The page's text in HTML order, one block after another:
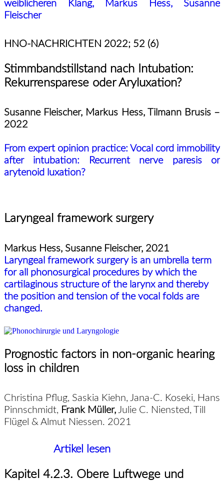
weiblicheren Klang, Markus Hess, Susanne
Fleischer
HNO-NACHRICHTEN 2022; 52 (6)
Stimmbandstillstand nach Intubation:
Rekurrensparese oder Aryluxation?
Susanne Fleischer, Markus Hess, Tilmann Brusis –
2022
From expert opinion practice: Vocal cord immobility
after intubation: Recurrent nerve paresis or
arytenoid luxation?
Laryngeal framework surgery
Markus Hess, Susanne Fleischer, 2021
Laryngeal framework surgery is an umbrella term
for all phonosurgical procedures by which the
cartilaginous structure of the larynx and thereby
the position and tension of the vocal folds are
changed.
Prognostic factors in non-organic hearing
loss in children
Christina Pflug, Saskia Kiehn, Jana-C. Koseki, Hans
Pinnschmidt, Frank Müller, Julie C. Niensted, Till
Flügel & Almut Niessen. 2021
Artikel lesen
Kapitel 4.2.3. Obere Luftwege und